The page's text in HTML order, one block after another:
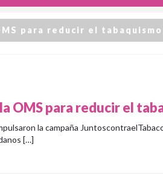
para reducir el tabaquismo
OMS para reducir el
la campaña
[…]